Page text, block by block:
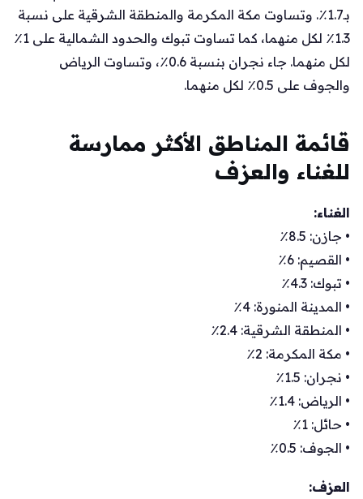
بـ1.7٪. وتساوت مكة المكرمة والمنطقة الشرقية على نسبة
1.3٪ لكل منهما، كما تساوت تبوك والحدود الشمالية على 1٪
لكل منهما. جاء نجران بنسبة 0.6٪، وتساوت الرياض
والجوف على 0.5٪ لكل منهما.
قائمة المناطق الأكثر ممارسة
للغناء والعزف
الغناء:
• جازن: 8.5٪
• القصيم: 6٪
• تبوك: 4.3٪
• المدينة المنورة: 4٪
• المنطقة الشرقية: 2.4٪
• مكة المكرمة: 2٪
• نجران: 1.5٪
• الرياض: 1.4٪
• حائل: 1٪
• الجوف: 0.5٪
العزف: